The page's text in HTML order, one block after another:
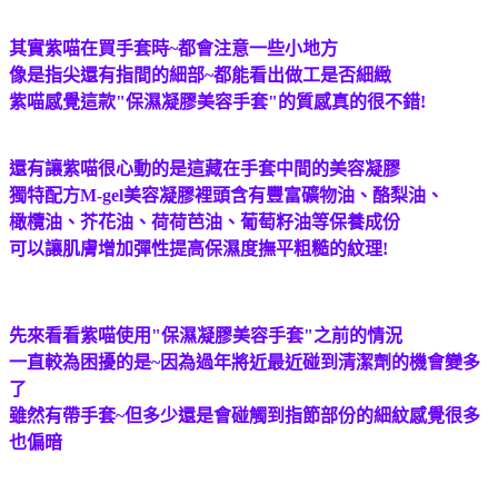
其實紫喵在買手套時~都會注意一些小地方
像是指尖還有指間的細部~都能看出做工是否細緻
紫喵感覺這款"保濕凝膠美容手套"的質感真的很不錯!
還有讓紫喵很心動的是這藏在手套中間的美容凝膠
獨特配方M-gel美容凝膠裡頭含有豐富礦物油、酪梨油、
橄欖油、芥花油、荷荷芭油、葡萄籽油等保養成份
可以讓肌膚增加彈性提高保濕度撫平粗糙的紋理!
先來看看紫喵使用"保濕凝膠美容手套"之前的情況
一直較為困擾的是~因為過年將近最近碰到清潔劑的機會變多
了
雖然有帶手套~但多少還是會碰觸到指節部份的細紋感覺很多
也偏暗